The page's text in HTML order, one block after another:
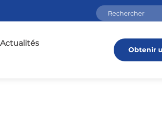
Actualités
Obtenir